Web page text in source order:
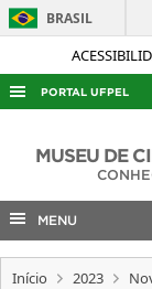
BRASIL
PORTAL UFPEL
ACESSO À
COBALTO
CONCURSOS
EDITAIS
MUSEU DE
MENU
Início 2023